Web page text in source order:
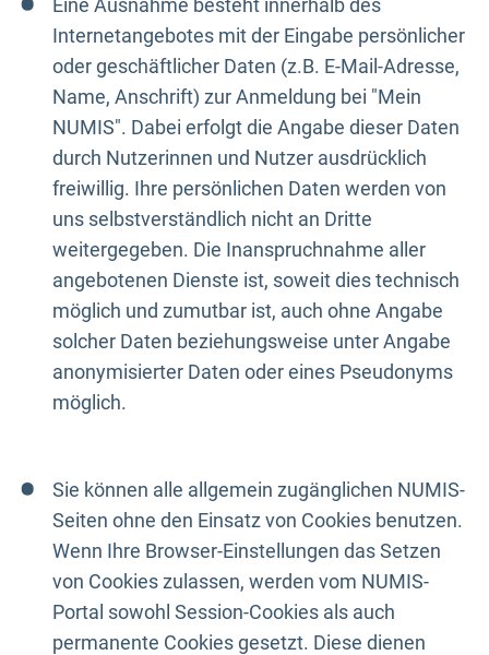
Eine Ausnahme besteht innerhalb des
Internetangebotes mit der Eingabe persönlicher
oder geschäftlicher Daten (z.B. E-Mail-Adresse,
Name, Anschrift) zur Anmeldung bei "Mein
NUMIS". Dabei erfolgt die Angabe dieser Daten
durch Nutzerinnen und Nutzer ausdrücklich
freiwillig. Ihre persönlichen Daten werden von
uns selbstverständlich nicht an Dritte
weitergegeben. Die Inanspruchnahme aller
angebotenen Dienste ist, soweit dies technisch
möglich und zumutbar ist, auch ohne Angabe
solcher Daten beziehungsweise unter Angabe
anonymisierter Daten oder eines Pseudonyms
möglich.
Sie können alle allgemein zugänglichen NUMIS-
Seiten ohne den Einsatz von Cookies benutzen.
Wenn Ihre Browser-Einstellungen das Setzen
von Cookies zulassen, werden vom NUMIS-
Portal sowohl Session-Cookies als auch
permanente Cookies gesetzt. Diese dienen